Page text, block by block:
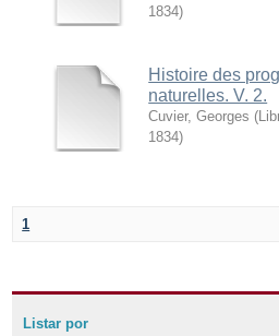
1834)
Histoire des
naturelles. V. 2.
Cuvier, Georges (
1834)
1
Listar por